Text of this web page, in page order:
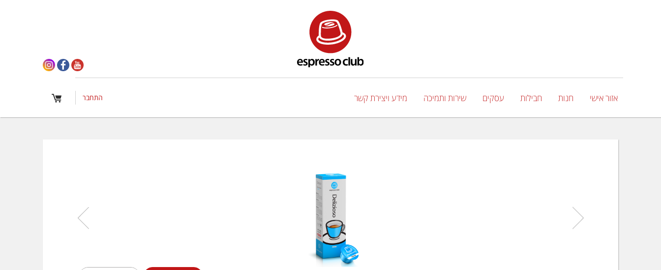
אזור אישי חנות חבילות עסקים שירות ותמיכה מידע ויצירת קשר התחבר